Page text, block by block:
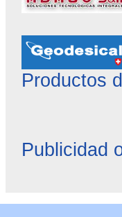
Productos
Publicidad